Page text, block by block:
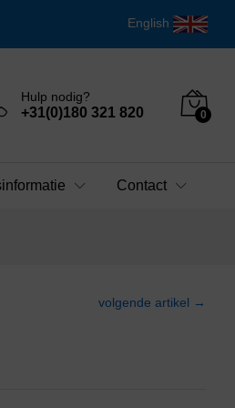
English
Hulp nodig?
+31(0)180 321 820 0
Contact
volgende artikel →